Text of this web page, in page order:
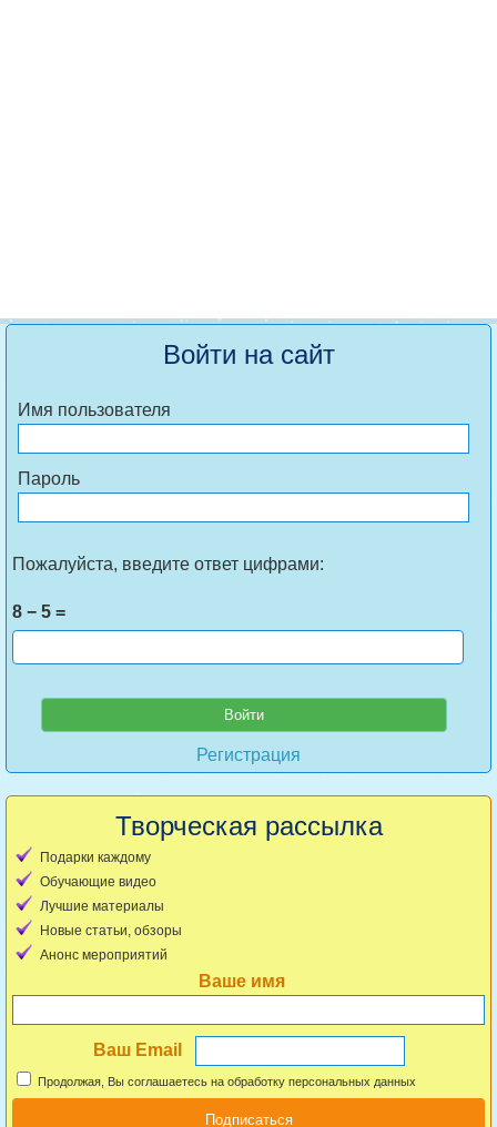
Войти на сайт
Имя пользователя
Пароль
Пожалуйста, введите ответ цифрами:
8 − 5 =
Регистрация
Творческая рассылка
Подарки каждому
Обучающие видео
Лучшие материалы
Новые статьи, обзоры
Анонс мероприятий
Ваше имя
Ваш Email
Продолжая, Вы соглашаетесь на обработку персональных данных